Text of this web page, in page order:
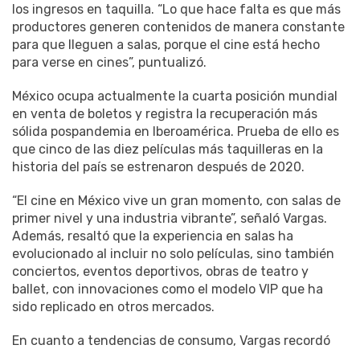
los ingresos en taquilla. “Lo que hace falta es que más
productores generen contenidos de manera constante
para que lleguen a salas, porque el cine está hecho
para verse en cines”, puntualizó.
México ocupa actualmente la cuarta posición mundial
en venta de boletos y registra la recuperación más
sólida pospandemia en Iberoamérica. Prueba de ello es
que cinco de las diez películas más taquilleras en la
historia del país se estrenaron después de 2020.
“El cine en México vive un gran momento, con salas de
primer nivel y una industria vibrante”, señaló Vargas.
Además, resaltó que la experiencia en salas ha
evolucionado al incluir no solo películas, sino también
conciertos, eventos deportivos, obras de teatro y
ballet, con innovaciones como el modelo VIP que ha
sido replicado en otros mercados.
En cuanto a tendencias de consumo, Vargas recordó